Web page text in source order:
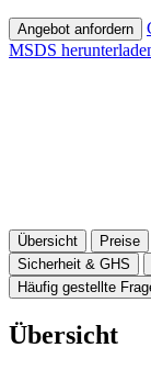
Angebot anfordern
MSDS
Übersicht Preise
Sicherheit & GHS
Häufig gestellte
Übersicht